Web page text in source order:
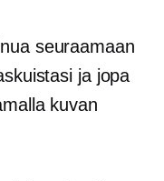
seuraamaan
ja jopa
kuvan